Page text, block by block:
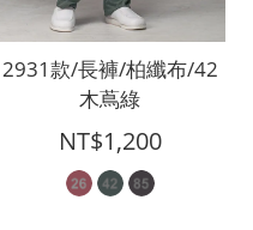
2931款/長褲/柏纖布/42
木蔦綠
NT$1,200